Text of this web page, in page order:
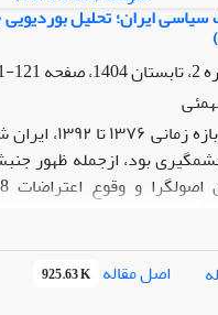
سیاسی ایران؛ تحلیل
121-151
در بازه
بود، ازجمله ظهور
کلیدی در این میدان
در جهت‌دهی به گفتمان‌ها و
بررسی نقش طبقات
ایران طی دوره موردنظر
اصل مقاله 925.63 K